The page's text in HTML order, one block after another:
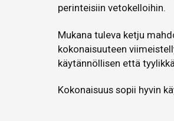
perinteisiin vetokelloihin.
Mukana tuleva ketju
kokonaisuuteen
käytännöllisen että
Kokonaisuus sopii hyvin